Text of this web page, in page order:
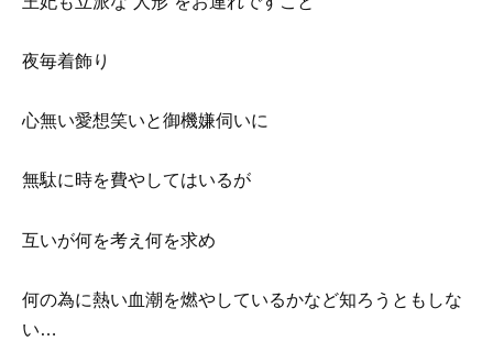
夜毎着飾り
心無い愛想笑いと御機嫌伺いに
無駄に時を費やしてはいるが
互いが何を考え何を求め
何の為に熱い血潮を燃やしているかなど知ろうともしな
い…